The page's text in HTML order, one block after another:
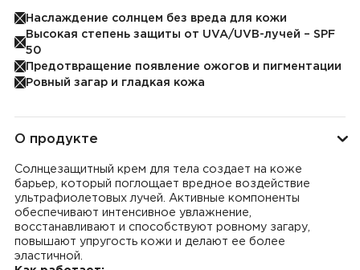
Наслаждение солнцем без вреда для кожи
Высокая степень защиты от UVA/UVB-лучей – SPF
50
Предотвращение появление ожогов и пигментации
Ровный загар и гладкая кожа
О продукте
Солнцезащитный крем для тела создает на коже
барьер, который поглощает вредное воздействие
ультрафиолетовых лучей. Активные компоненты
обеспечивают интенсивное увлажнение,
восстанавливают и способствуют ровному загару,
повышают упругость кожи и делают ее более
эластичной.